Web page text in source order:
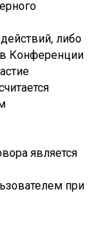
либо
в Конференции
является
при